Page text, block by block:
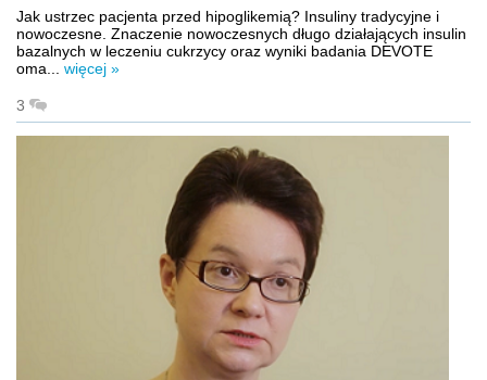
Jak ustrzec pacjenta przed hipoglikemią? Insuliny tradycyjne i
nowoczesne. Znaczenie nowoczesnych długo działających insulin
bazalnych w leczeniu cukrzycy oraz wyniki badania DEVOTE
oma...
więcej »
3